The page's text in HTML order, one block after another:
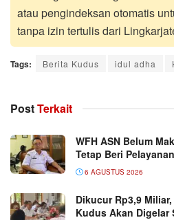
atau pengindeksan otomatis
tanpa izin tertulis dari
Tags: Berita Kudus idul adha
PostTerkait
WFH ASN Belum
Tetap Beri
6 AGUSTUS 2026
Dikucur Rp3,9
Kudus Akan Digelar